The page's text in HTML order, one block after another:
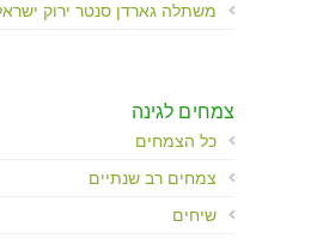
משתלה גארדן סנטר ירוק
צמחים לגינה
כל הצמחים
צמחים רב שנתיים
שיחים